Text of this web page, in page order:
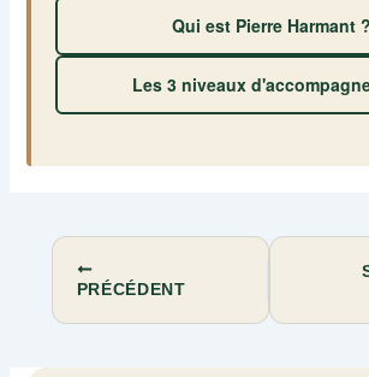
Qui est Pierre Harmant ?
Les 3 niveaux
PRÉCÉDENT